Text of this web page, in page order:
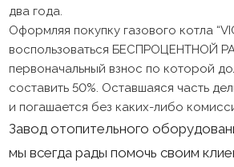
два года.
Оформляя покупку газового котла
воспользоваться БЕСПРОЦЕНТНОЙ
первоначальный взнос по которой
составить 50%. Оставшаяся часть
и погашается без каких-либо
Завод отопительного
мы всегда рады помочь своим